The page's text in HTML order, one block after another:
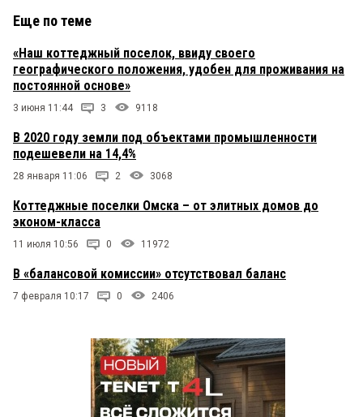
Еще по теме
«Наш коттеджный поселок, ввиду своего
географического положения, удобен для проживания на
постоянной основе»
3 июня 11:44 3 9118
В 2020 году земли под объектами промышленности
подешевели на 14,4%
28 января 11:06 2 3068
Коттеджные поселки Омска – от элитных домов до
эконом-класса
11 июля 10:56 0 11972
В «балансовой комиссии» отсутствовал баланс
7 февраля 10:17 0 2406